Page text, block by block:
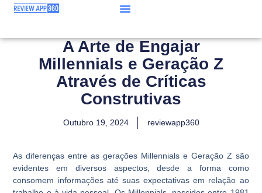
A Arte de Engajar
Millennials e Geração Z
Através de Críticas
Construtivas
Outubro 19, 2024 reviewapp360
As diferenças entre as gerações Millennials e Geração Z são
evidentes em diversos aspectos, desde a forma como
consomem informações até suas expectativas em relação ao